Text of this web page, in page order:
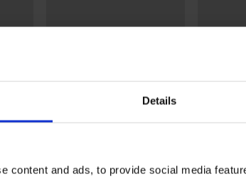
Details
content and ads, to provide social media
lunga
Vestaglia calda Moreno Blue
35,99 € codice: WELCOME20
Vestaglia